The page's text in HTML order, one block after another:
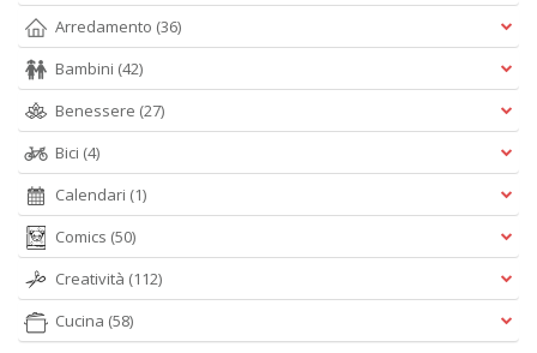
Arredamento (36)
Bambini (42)
Benessere (27)
Bici (4)
Calendari (1)
Comics (50)
Creatività (112)
Cucina (58)